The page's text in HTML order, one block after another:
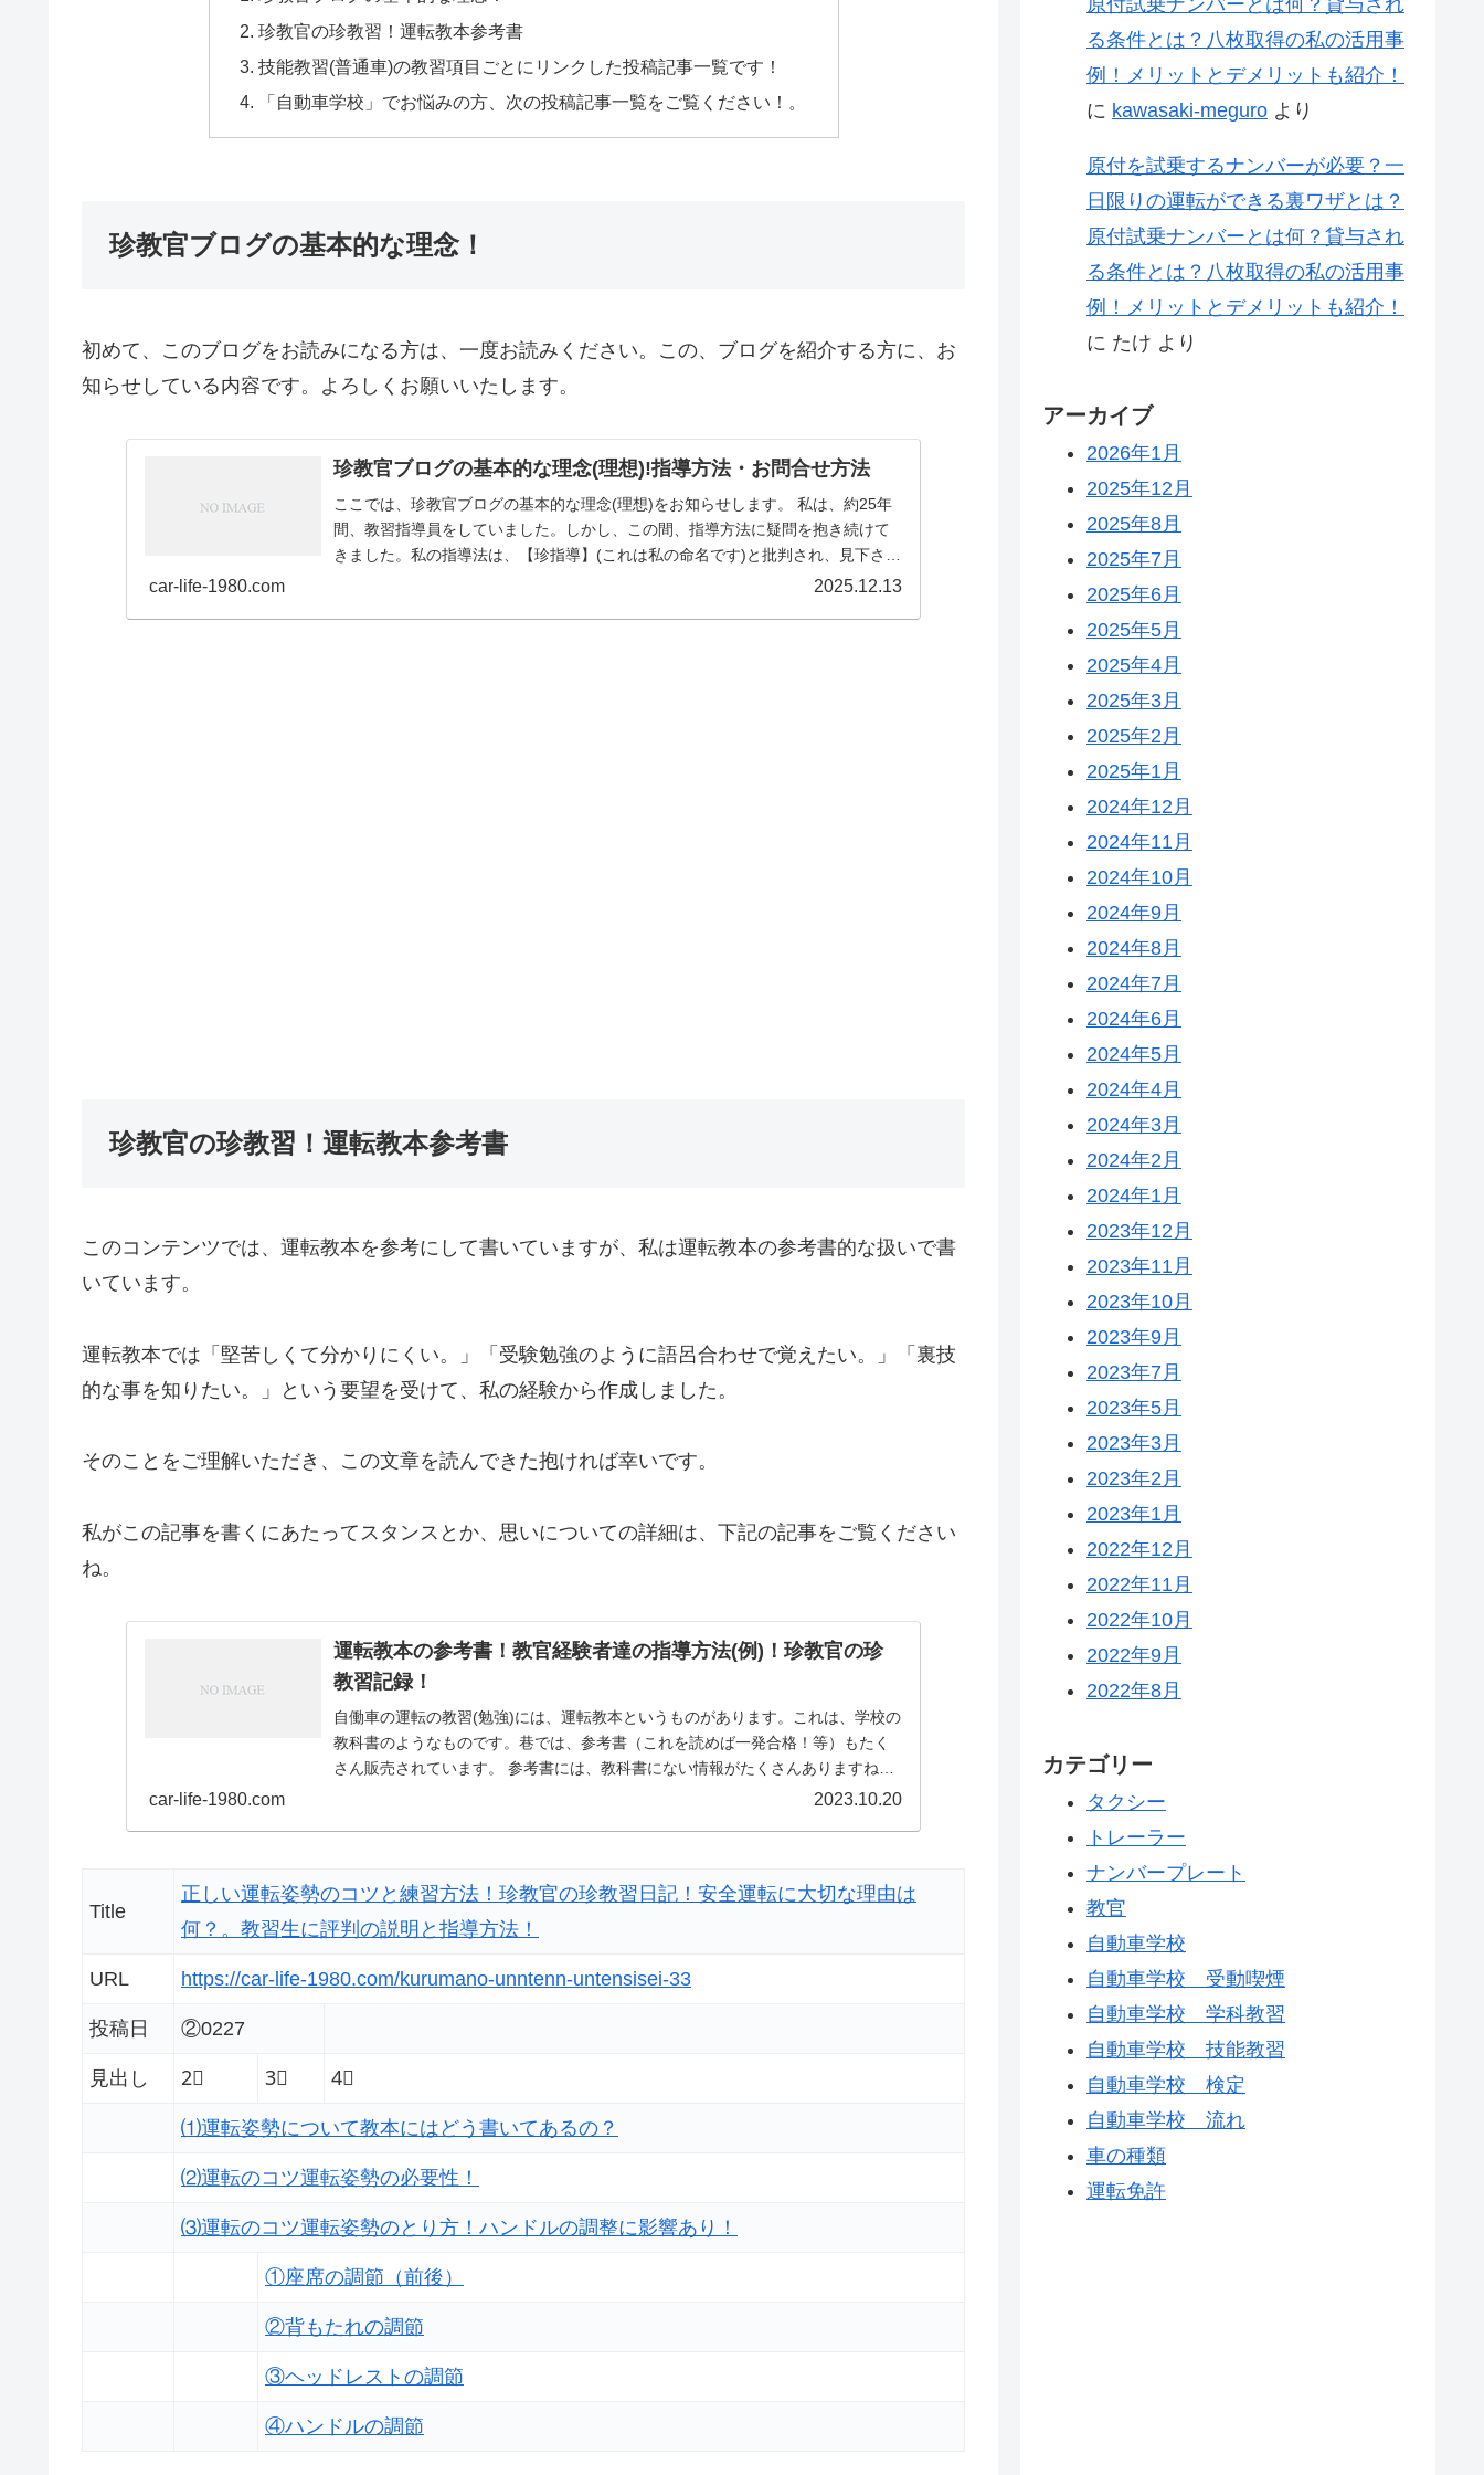
珍教官の珍教習！運転教本参考書
技能教習(普通車)の教習項目ごとにリンクした投稿記事一覧です！
「自動車学校」でお悩みの方、次の投稿記事一覧をご覧ください！。
珍教官ブログの基本的な理念！
初めて、このブログをお読みになる方は、一度お読みください。この、ブログを紹介する方に、お
知らせしている内容です。よろしくお願いいたします。
珍教官ブログの基本的な理念(理想)!指導方法・お問合せ方法
ここでは、珍教官ブログの基本的な理念(理想)をお知らせします。 私は、約25年
間、教習指導員をしていました。しかし、この間、指導方法に疑問を抱き続けて
きました。私の指導法は、【珍指導】(これは私の命名です)と批判され、見下さ
car-life-1980.com 2025.12.13
珍教官の珍教習！運転教本参考書
このコンテンツでは、運転教本を参考にして書いていますが、私は運転教本の参考書的な扱いで書
いています。
運転教本では「堅苦しくて分かりにくい。」「受験勉強のように語呂合わせで覚えたい。」「裏技
的な事を知りたい。」という要望を受けて、私の経験から作成しました。
そのことをご理解いただき、この文章を読んできた抱ければ幸いです。
私がこの記事を書くにあたってスタンスとか、思いについての詳細は、下記の記事をご覧ください
ね。
運転教本の参考書！教官経験者達の指導方法(例)！珍教官の珍
教習記録！
自働車の運転の教習(勉強)には、運転教本というものがあります。これは、学校の
教科書のようなものです。巷では、参考書（これを読めば一発合格！等）もたく
さん販売されています。 参考書には、教科書にない情報がたくさんありますね。
car-life-1980.com 2023.10.20
Title
正しい運転姿勢のコツと練習方法！珍教官の珍教習日記！安全運転に大切な理由は
何？。教習生に評判の説明と指導方法！
URL https://car-life-1980.com/kurumano-unntenn-untensisei-33
投稿日 ②0227
見出し 2⃣ 3⃣ 4⃣
⑴運転姿勢について教本にはどう書いてあるの？
⑵運転のコツ運転姿勢の必要性！
⑶運転のコツ運転姿勢のとり方！ハンドルの調整に影響あり！
①座席の調節（前後）
②背もたれの調節
③ヘッドレストの調節
④ハンドルの調節
る条件とは？八枚取得の私の活用事
例！メリットとデメリットも紹介！
に kawasaki-meguro より
原付を試乗するナンバーが必要？一
日限りの運転ができる裏ワザとは？
原付試乗ナンバーとは何？貸与され
る条件とは？八枚取得の私の活用事
例！メリットとデメリットも紹介！
に たけ より
アーカイブ
2026年1月
2025年12月
2025年8月
2025年7月
2025年6月
2025年5月
2025年4月
2025年3月
2025年2月
2025年1月
2024年12月
2024年11月
2024年10月
2024年9月
2024年8月
2024年7月
2024年6月
2024年5月
2024年4月
2024年3月
2024年2月
2024年1月
2023年12月
2023年11月
2023年10月
2023年9月
2023年7月
2023年5月
2023年3月
2023年2月
2023年1月
2022年12月
2022年11月
2022年10月
2022年9月
2022年8月
カテゴリー
タクシー
トレーラー
ナンバープレート
教官
自動車学校
自動車学校 受動喫煙
自動車学校 学科教習
自動車学校 技能教習
自動車学校 検定
自動車学校 流れ
車の種類
運転免許